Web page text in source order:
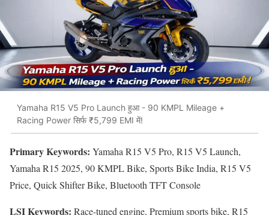
Yamaha R15 V5 Pro Launch हुआ - 90 KMPL Mileage +
Racing Power सिर्फ ₹5,799 EMI में!
Primary Keywords: Yamaha R15 V5 Pro, R15 V5 Launch,
Yamaha R15 2025, 90 KMPL Bike, Sports Bike India, R15 V5
Price, Quick Shifter Bike, Bluetooth TFT Console
LSI Keywords: Race-tuned engine, Premium sports bike, R15